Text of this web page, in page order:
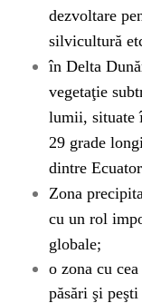
dezvoltare
silvicultură
în Delta
vegetaţie
lumii, situate
29 grade
dintre
Zona
cu un rol
globale;
o zona cu
păsări şi